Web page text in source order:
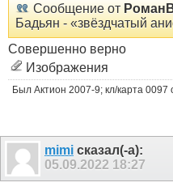
Сообщение от
Бадьян - «звёздчатый
Совершенно верно
Изображения
Был Актион 2007-9; кл/карта 0097
mimi сказал(-а):
05.09.2022 18:27